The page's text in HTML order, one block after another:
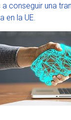
a conseguir una
en la UE.